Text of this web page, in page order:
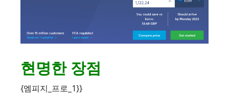
현명한 장점
{엠피지_프로_1}}